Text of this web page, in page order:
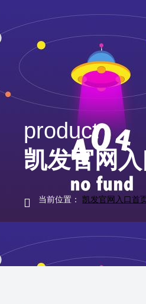
product
凯发官网
当前位置： 凯发官网入口首